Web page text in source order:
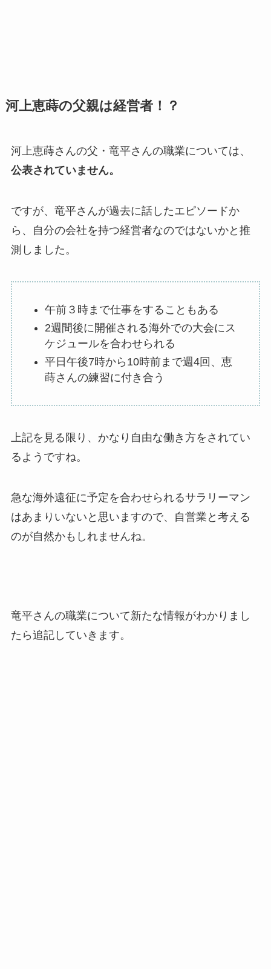
河上恵蒔の父親は経営者！？
河上恵蒔さんの父・ 竜平さんの職業については、
公表されていません。
ですが、竜平さんが過去に話したエピソードか
ら、自分の会社を持つ経営者なのではないかと推
測しました。
午前３時まで仕事をすることもある
2週間後に開催される海外での大会にス
ケジュールを合わせられる
平日午後7時から10時前まで週4回、恵
蒔さんの練習に付き合う
上記を見る限り、かなり自由な働き方をされてい
るようですね。
急な海外遠征に予定を合わせられるサラリーマン
はあまりいないと思いますので、自営業と考える
のが自然かもしれませんね。
竜平さんの職業について新たな情報がわかりまし
たら追記していきます。